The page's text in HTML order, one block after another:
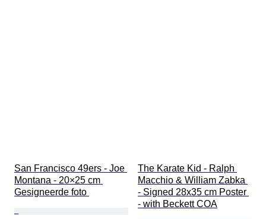
San Francisco 49ers - Joe
Montana - 20×25 cm
Gesigneerde foto
The Karate Kid - Ralph
Macchio & William Zabka
- Signed 28x35 cm Poster
- with Beckett COA